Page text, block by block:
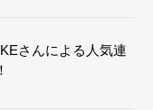
さんによる人気連